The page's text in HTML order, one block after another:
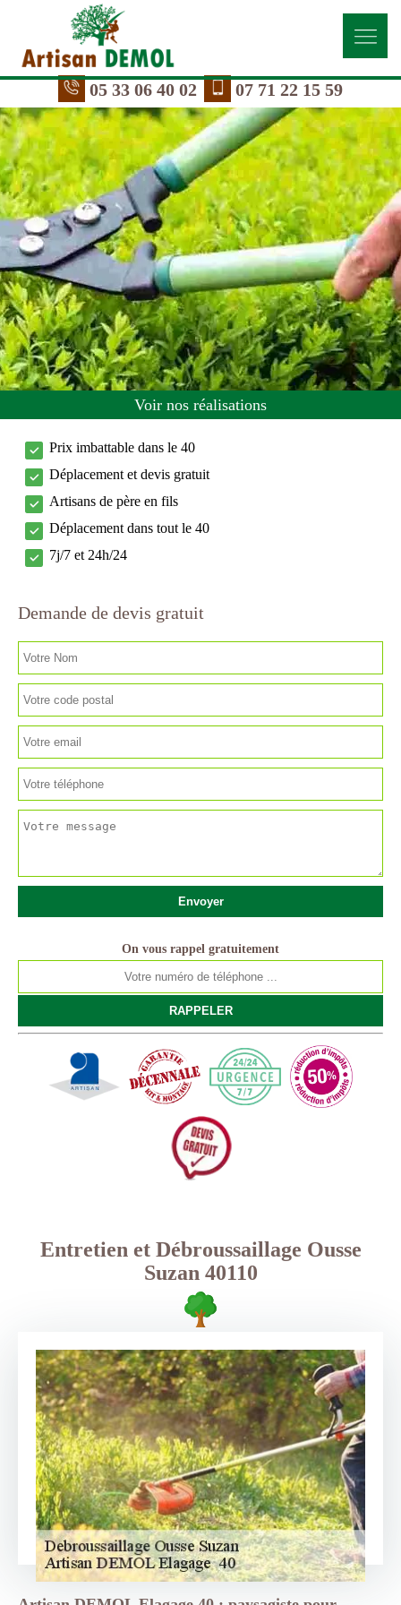
05 33 06 40 02 07 71 22 15 59
Voir nos réalisations
Prix imbattable dans le 40
Déplacement et devis gratuit
Artisans de père en fils
Déplacement dans tout le 40
7j/7 et 24h/24
Demande de devis gratuit
On vous rappel gratuitement
Entretien et Débroussaillage Ousse
Suzan 40110